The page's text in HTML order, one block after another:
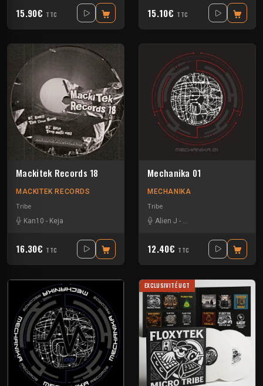
15.90€ TTC 15.10€ TTC
Mackitek Records 18
MACKITEK RECORDS
Tribe
Kan10 - Keja
16.30€ TTC
Mechanika 01
MECHANIKA
Tribe
Alien J - Andrew Mechanika
12.40€ TTC
EXCLUSIVITÉ UGT